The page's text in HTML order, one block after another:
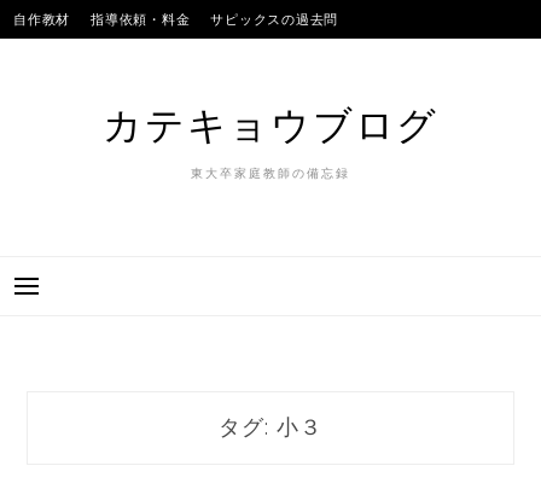
Skip
to
自作教材 指導依頼・料金 サピックスの過去問
カテキョウブログ
東大卒家庭教師の備忘録
タグ: 小３